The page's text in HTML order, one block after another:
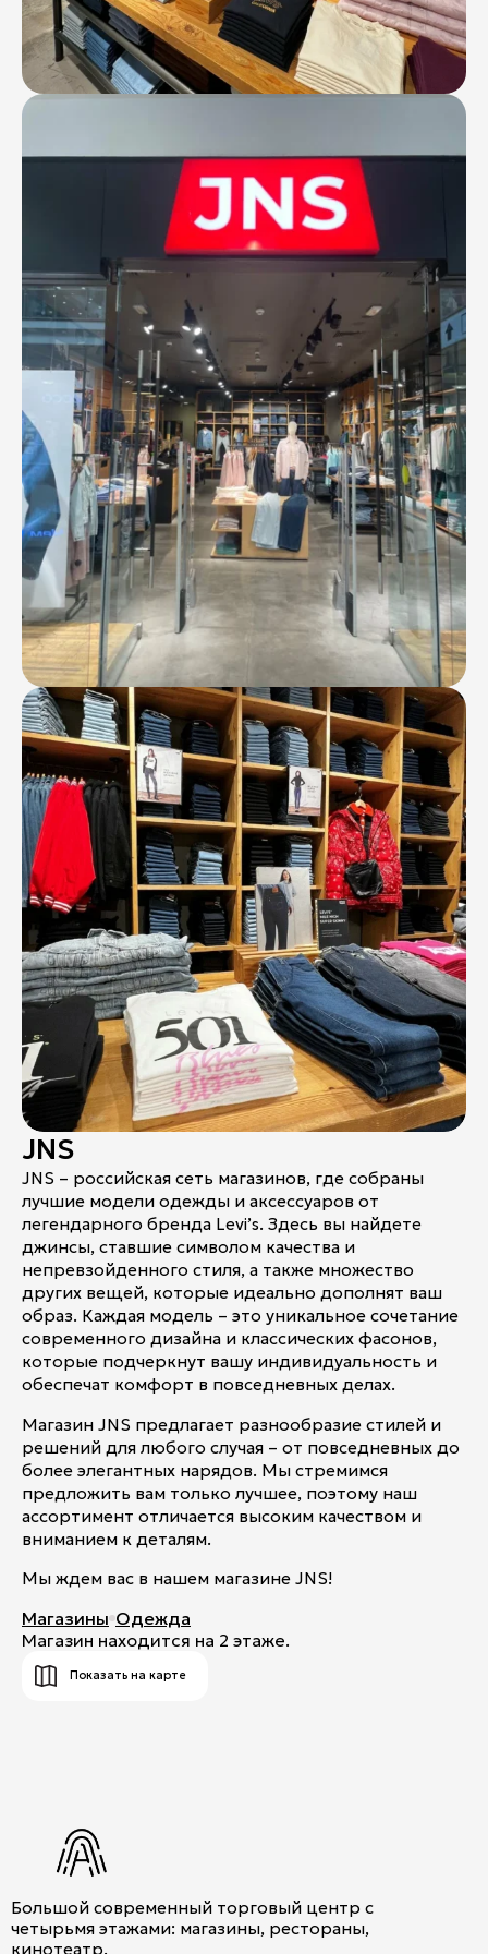
Ваканcии
Заявка на аренду
+7 (495) 970-15-55
info@atrium.su
Атриум во
Вконтакте
JNS
JNS – российская сеть магазинов, где собраны
лучшие модели одежды и аксессуаров от
легендарного бренда Levi’s. Здесь вы найдете
джинсы, ставшие символом качества и
непревзойденного стиля, а также множество
других вещей, которые идеально дополнят ваш
образ. Каждая модель – это уникальное сочетание
современного дизайна и классических фасонов,
которые подчеркнут вашу индивидуальность и
обеспечат комфорт в повседневных делах.
Магазин JNS предлагает разнообразие стилей и
решений для любого случая – от повседневных до
более элегантных нарядов. Мы стремимся
предложить вам только лучшее, поэтому наш
ассортимент отличается высоким качеством и
вниманием к деталям.
Мы ждем вас в нашем магазине JNS!
Магазины Одежда
Магазин находится на 2 этаже.
Показать на карте
Большой современный торговый центр с
четырьмя этажами: магазины, рестораны,
кинотеатр.